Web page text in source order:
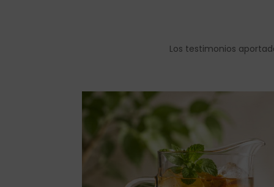
Los testimonios